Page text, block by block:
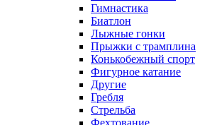
Гимнастика
Биатлон
Лыжные гонки
Прыжки с трамплина
Конькобежный спорт
Фигурное катание
Другие
Гребля
Стрельба
Фехтование